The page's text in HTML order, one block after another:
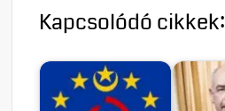
Kapcsolódó cikkek: